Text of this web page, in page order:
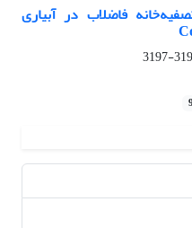
فاضلاب در آبیاری
3190-